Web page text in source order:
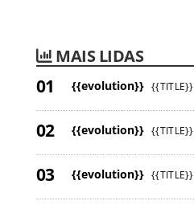
MAIS LIDAS
{{evolution}} {{TITLE}}
{{evolution}} {{TITLE}}
{{evolution}} {{TITLE}}